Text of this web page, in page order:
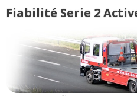
Finition / qualité
Qualité des
Poids moyen (dépend des
1500 kg
Traction (avant)
- ( Typé sous-vireur:
Transmission(s) disponibles(s)
Automatique7
Fiabilité Serie 2